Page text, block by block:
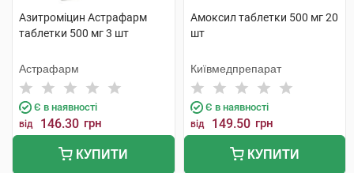
Азитроміцин Астрафарм
таблетки 500 мг 3 шт
Астрафарм
Є в наявності
від 146.30 грн
КУПИТИ
Амоксил таблетки 500 мг 20
шт
Київмедпрепарат
Є в наявності
від 149.50 грн
КУПИТИ